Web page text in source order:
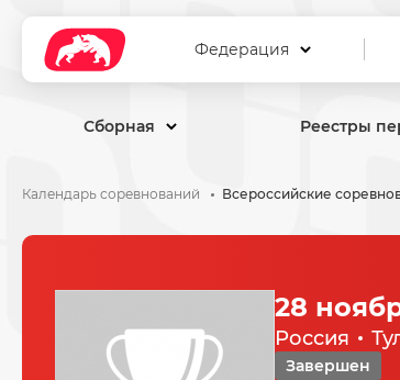
Федерация
Сборная Реестры
Календарь соревнований
28
Россия
Завершен